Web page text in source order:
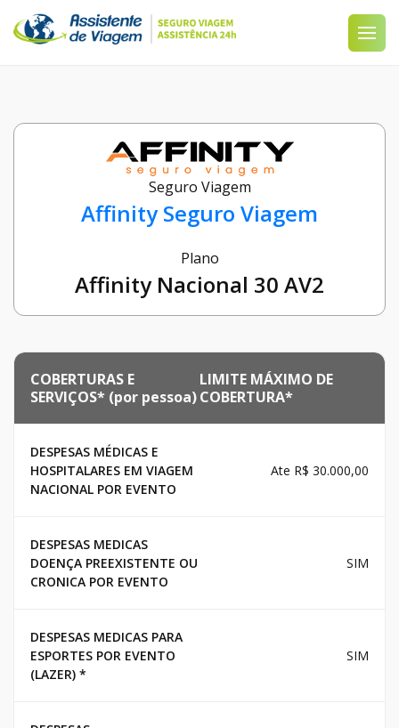
Seguro Viagem
Affinity Seguro Viagem
Plano
Affinity Nacional 30 AV2
COBERTURAS E
SERVIÇOS* (por pessoa)
LIMITE MÁXIMO DE
COBERTURA*
DESPESAS MÉDICAS E
HOSPITALARES EM VIAGEM
NACIONAL POR EVENTO
Ate R$ 30.000,00
DESPESAS MEDICAS
DOENÇA PREEXISTENTE OU
CRONICA POR EVENTO
SIM
DESPESAS MEDICAS PARA
ESPORTES POR EVENTO
(LAZER) *
SIM